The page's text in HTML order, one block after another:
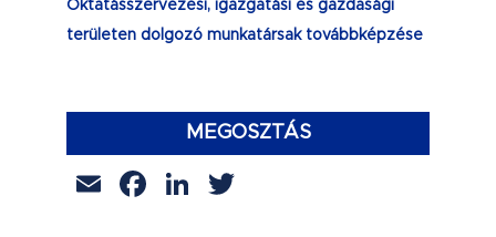
Oktatásszervezési, igazgatási és gazdasági
területen dolgozó munkatársak továbbképzése
MEGOSZTÁS
EmailFacebook
LinkedIn